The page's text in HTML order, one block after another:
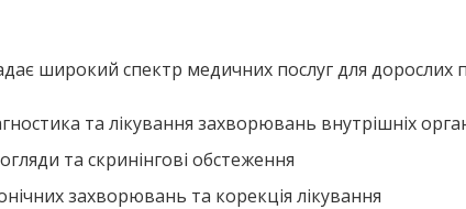
широкий спектр медичних послуг для дорослих
та лікування захворювань внутрішніх
та скринінгові обстеження
захворювань та корекція лікування